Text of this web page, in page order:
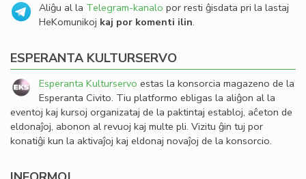
Aliĝu al la Telegram-kanalo por resti ĝisdata pri la lastaj
HeKomunikoj kaj por komenti ilin.
ESPERANTA KULTURSERVO
Esperanta Kulturservo estas la konsorcia magazeno de la
Esperanta Civito. Tiu platformo ebligas la aliĝon al la
eventoj kaj kursoj organizataj de la paktintaj establoj, aĉeton de
eldonaĵoj, abonon al revuoj kaj multe pli. Vizitu ĝin tuj por
konatiĝi kun la aktivaĵoj kaj eldonaj novaĵoj de la konsorcio.